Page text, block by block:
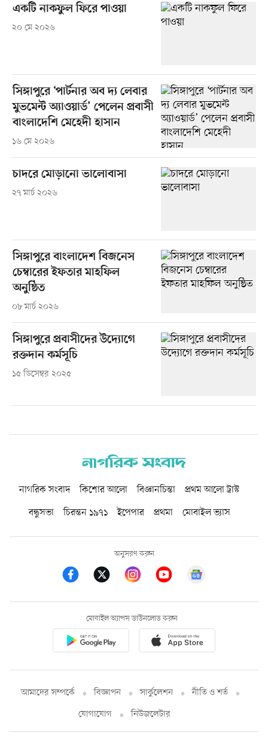
একটি নাকফুল ফিরে পাওয়া
২০ মে ২০২৬
সিঙ্গাপুরে ‘পার্টনার অব দ্য লেবার
মুভমেন্ট অ্যাওয়ার্ড’ পেলেন প্রবাসী
বাংলাদেশি মেহেদী হাসান
১৬ মে ২০২৬
চাদরে মোড়ানো ভালোবাসা
২৭ মার্চ ২০২৬
সিঙ্গাপুরে বাংলাদেশ বিজনেস
চেম্বারের ইফতার মাহফিল
অনুষ্ঠিত
০৮ মার্চ ২০২৬
সিঙ্গাপুরে প্রবাসীদের উদ্যোগে
রক্তদান কর্মসূচি
১৫ ডিসেম্বর ২০২৫
নাগরিক সংবাদ কিশোর আলো বিজ্ঞানচিন্তা
প্রথম আলো ট্রাস্ট
বন্ধুসভা
চিরন্তন ১৯৭১ ইপেপার প্রথমা মোবাইল ভ্যাস
অনুসরণ করুন
মোবাইল অ্যাপস ডাউনলোড করুন
আমাদের সম্পর্কে বিজ্ঞাপন সার্কুলেশন
নীতি ও শর্ত
যোগাযোগ
নিউজলেটার